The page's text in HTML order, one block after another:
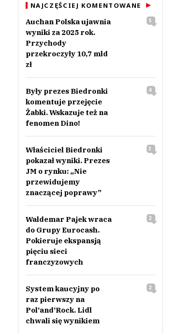
NAJCZĘŚCIEJ KOMENTOWANE
Auchan Polska ujawnia
wyniki za 2025 rok.
Przychody
przekroczyły 10,7 mld
zł
5
Były prezes Biedronki
komentuje przejęcie
Żabki. Wskazuje też na
fenomen Dino!
4
Właściciel Biedronki
pokazał wyniki. Prezes
JM o rynku: „Nie
przewidujemy
znaczącej poprawy”
3
Waldemar Pajek wraca
do Grupy Eurocash.
Pokieruje ekspansją
pięciu sieci
franczyzowych
2
System kaucyjny po
raz pierwszy na
Pol‘and‘Rock. Lidl
chwali się wynikiem
2